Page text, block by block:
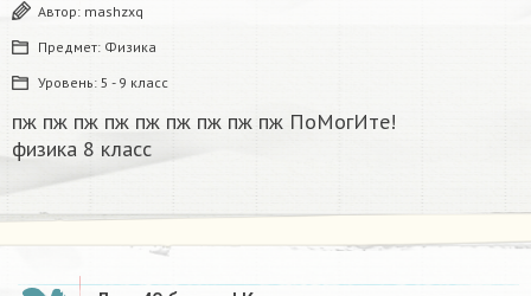
Автор: mashzxq
Предмет: Физика
Уровень: 5 - 9 класс
пж пж пж пж пж пж пж пж пж ПоМогИте!
физика 8 класс​